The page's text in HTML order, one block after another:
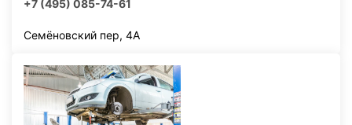
+7 (495) 085-74-61
Семёновский пер, 4А